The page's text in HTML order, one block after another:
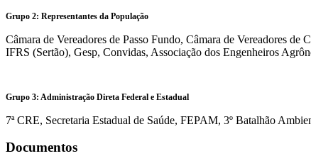
Grupo 2: Representantes da População
Câmara de Vereadores de Passo Fundo, Câmara de Vereadores
IFRS (Sertão), Gesp, Convidas, Associação dos Engenheiros
Grupo 3: Administração Direta Federal e Estadual
7ª CRE, Secretaria Estadual de Saúde, FEPAM, 3º Batalhão
Documentos